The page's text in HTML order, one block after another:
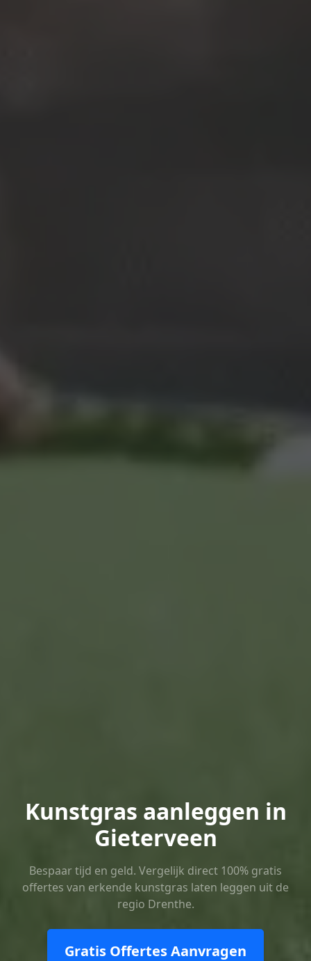
Kunstgras aanleggen in
Gieterveen
Bespaar tijd en geld. Vergelijk direct 100% gratis
offertes van erkende kunstgras laten leggen uit de
regio Drenthe.
Gratis Offertes Aanvragen